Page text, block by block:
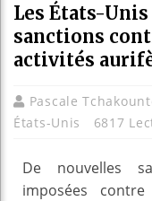
Les États-
sanctions
activités
Pascale
États-Unis
6817
De nouvelles
imposées